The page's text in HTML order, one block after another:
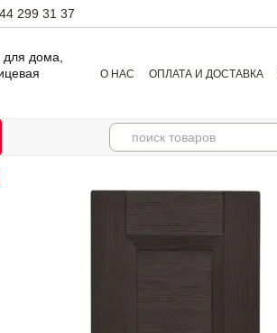
299 31 37
О НАС ОПЛАТА И ДОСТАВКА